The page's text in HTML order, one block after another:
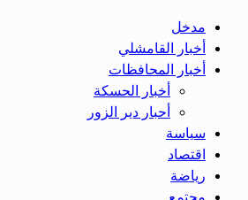
مدخل
أخبار القامشلي
أخبار المحافظات
أخبار الحسكة
أحبار دير الزور
سياسة
اقتصاد
رياضة
مجتمع